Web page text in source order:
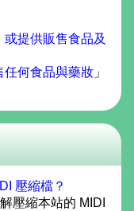
提供販售食品及
任何食品與藥妝 」
壓縮檔？
壓縮本站的 MIDI